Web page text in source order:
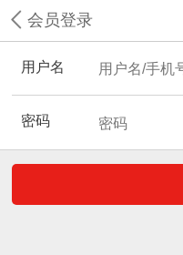
会员登录
用户名
密码